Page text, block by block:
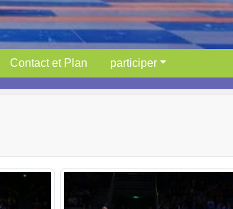
Contact et Plan participer